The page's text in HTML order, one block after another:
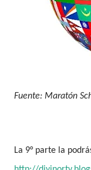
Fuente: Maratón
La 9° parte la